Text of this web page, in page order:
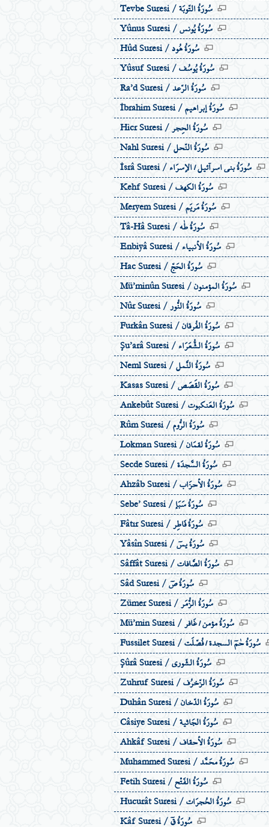
Tevbe Suresi / سُورَةُ التّوبَة
Yûnus Suresi / سُورَةُ يُونس
Hûd Suresi / سُورَةُ هُود
Yûsuf Suresi / سُورَةُ يُوسُف
Ra’d Suresi / سُورَةُ الرّعد
İbrahim Suresi / سُورَةُ إبراهيم
Hicr Suresi / سُورَةُ الحِجر
Nahl Suresi / سُورَةُ النّحل
İsrâ Suresi / سُورَةُ بنى اسرآئيل / الإسرَاء
Kehf Suresi / سُورَةُ الكهف
Meryem Suresi / سُورَةُ مَريَم
Tâ-Hâ Suresi / سُورَةُ طٰه
Enbiyâ Suresi / سُورَةُ الاٴنبياء
Hac Suresi / سُورَةُ الحَجّ
Mü’minûn Suresi / سُورَةُ المؤمنون
Nûr Suresi / سُورَةُ النُّور
Furkân Suresi / سُورَةُ الفُرقان
Şu’arâ Suresi / سُورَةُ الشُّعَرَاء
Neml Suresi / سُورَةُ النَّمل
Kasas Suresi / سُورَةُ القَصَص
Ankebût Suresi / سُورَةُ العَنكبوت
Rûm Suresi / سُورَةُ الرُّوم
Lokman Suresi / سُورَةُ لقمَان
Secde Suresi / سُورَةُ السَّجدَة
Ahzâb Suresi / سُورَةُ الاٴحزَاب
Sebe’ Suresi / سُورَةُ سَبَإ
Fâtır Suresi / سُورَةُ فَاطِر
Yâsîn Suresi / سُورَةُ يسٓ
Sâffât Suresi / سُورَةُ الصَّافات
Sâd Suresi / سُورَةُ صٓ
Zümer Suresi / سُورَةُ الزُّمَر
Mü’min Suresi / سُورَةُ مؤمن / غَافر
Fussilet Suresi / سُورَةُ حٰمٓ السجدة / فُصّلَت
Şûrâ Suresi / سُورَةُ الشّورى
Zuhruf Suresi / سُورَةُ الزّخرُف
Duhân Suresi / سُورَةُ الدّخان
Câsiye Suresi / سُورَةُ الجَاثية
Ahkâf Suresi / سُورَةُ الاٴحقاف
Muhammed Suresi / سُورَةُ محَمَّد
Fetih Suresi / سُورَةُ الفَتْح
Hucurât Suresi / سُورَةُ الحُجرَات
Kâf Suresi / سُورَةُ قٓ